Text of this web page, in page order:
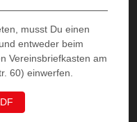
musst Du einen
entweder beim
Vereinsbriefkasten am
60) einwerfen.